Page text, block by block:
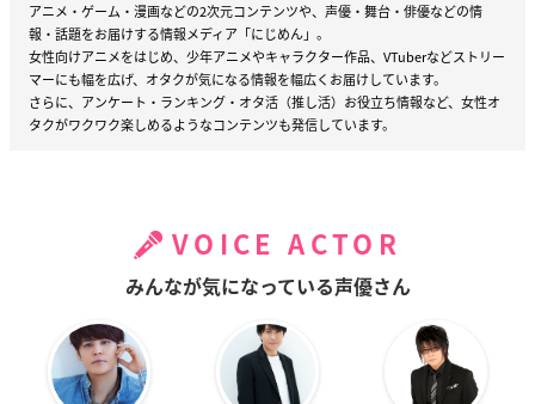
アニメ・ゲーム・漫画などの2次元コンテンツや、声優・舞台・俳優などの情
報・話題をお届けする情報メディア「にじめん」。
女性向けアニメをはじめ、少年アニメやキャラクター作品、VTuberなどストリー
マーにも幅を広げ、オタクが気になる情報を幅広くお届けしています。
さらに、アンケート・ランキング・オタ活（推し活）お役立ち情報など、女性オ
タクがワクワク楽しめるようなコンテンツも発信しています。
VOICE ACTOR
みんなが気になっている声優さん